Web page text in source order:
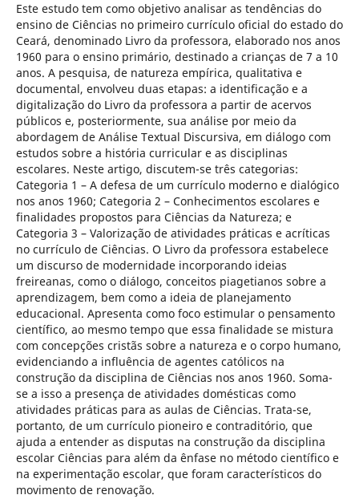
Este estudo tem como objetivo analisar as tendências do
ensino de Ciências no primeiro currículo oficial do estado do
Ceará, denominado Livro da professora, elaborado nos anos
1960 para o ensino primário, destinado a crianças de 7 a 10
anos. A pesquisa, de natureza empírica, qualitativa e
documental, envolveu duas etapas: a identificação e a
digitalização do Livro da professora a partir de acervos
públicos e, posteriormente, sua análise por meio da
abordagem de Análise Textual Discursiva, em diálogo com
estudos sobre a história curricular e as disciplinas
escolares. Neste artigo, discutem-se três categorias:
Categoria 1 – A defesa de um currículo moderno e dialógico
nos anos 1960; Categoria 2 – Conhecimentos escolares e
finalidades propostos para Ciências da Natureza; e
Categoria 3 – Valorização de atividades práticas e acríticas
no currículo de Ciências. O Livro da professora estabelece
um discurso de modernidade incorporando ideias
freireanas, como o diálogo, conceitos piagetianos sobre a
aprendizagem, bem como a ideia de planejamento
educacional. Apresenta como foco estimular o pensamento
científico, ao mesmo tempo que essa finalidade se mistura
com concepções cristãs sobre a natureza e o corpo humano,
evidenciando a influência de agentes católicos na
construção da disciplina de Ciências nos anos 1960. Soma-
se a isso a presença de atividades domésticas como
atividades práticas para as aulas de Ciências. Trata-se,
portanto, de um currículo pioneiro e contraditório, que
ajuda a entender as disputas na construção da disciplina
escolar Ciências para além da ênfase no método científico e
na experimentação escolar, que foram característicos do
movimento de renovação.